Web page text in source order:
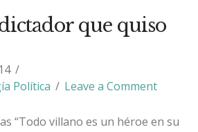
que quiso
Política Leave a Comment
“Todo villano es un héroe en su